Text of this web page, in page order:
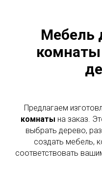
Мебель
комнаты
Предлагаем
комнаты на заказ.
выбрать дерево,
создать мебель,
соответствовать